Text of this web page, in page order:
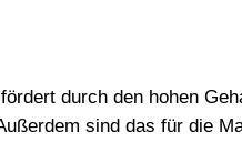
durch den hohen
sind das für die